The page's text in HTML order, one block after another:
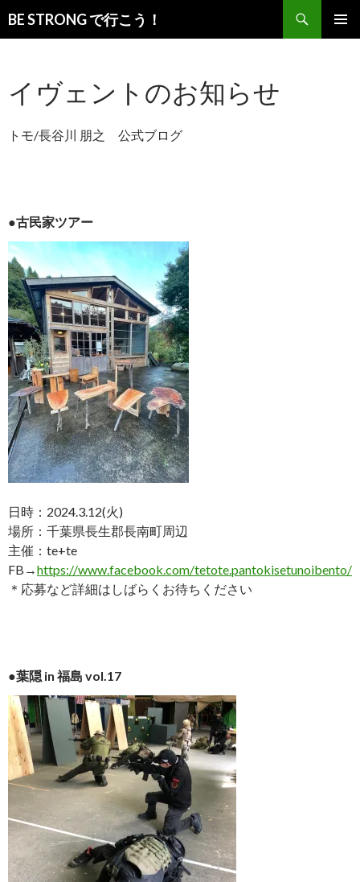
BE STRONG で行こう！
索
ツ
移
イヴェントのお知らせ
トモ/長谷川 朋之 公式ブログ
●古民家ツアー
日時：2024.3.12(火)
場所：千葉県長生郡長南町周辺
主催：te+te
FB→https://www.facebook.com/tetote.pantokisetunoibento/
＊応募など詳細はしばらくお待ちください
●葉隠 in 福島 vol.17